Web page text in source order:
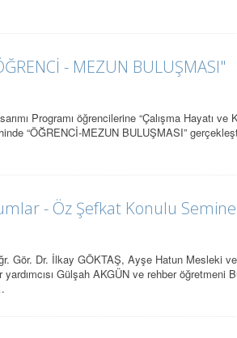
- MEZUN BULUŞMASI"
Programı öğrencilerine “Çalışma Hayatı ve
“ÖĞRENCİ-MEZUN BULUŞMASI”
- Öz Şefkat Konulu
Gör. Dr. İlkay GÖKTAŞ, Ayşe Hatun Mesleki
Gülşah AKGÜN ve rehber öğretmeni